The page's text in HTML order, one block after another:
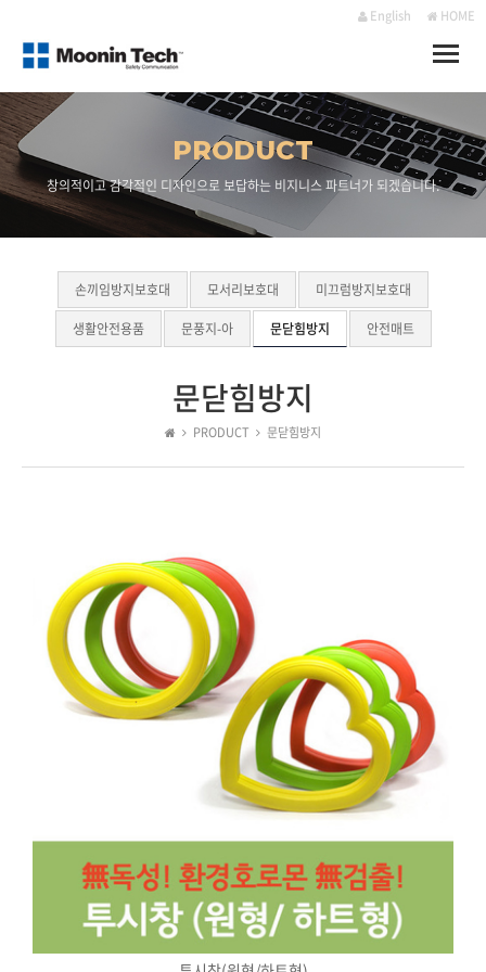
English HOME
Toggle
PRODUCT
창의적이고 감각적인 디자인으로 보답하는 비지니스 파트너가 되겠습니다.
손끼임방지보호대 모서리보호대
미끄럼방지보호대
생활안전용품
문풍지-아 문닫힘방지 안전매트
문닫힘방지
PRODUCT 문닫힘방지